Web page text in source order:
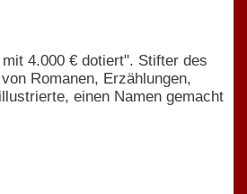
4.000 € dotiert". Stifter des
Romanen, Erzählungen,
einen Namen gemacht